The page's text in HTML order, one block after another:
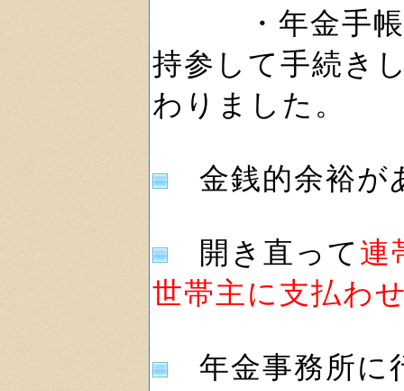
・年金手帳、
持参して手続き
わりました。
金銭的余裕が
開き直って 連
世帯主に支払わ
年金事務所に